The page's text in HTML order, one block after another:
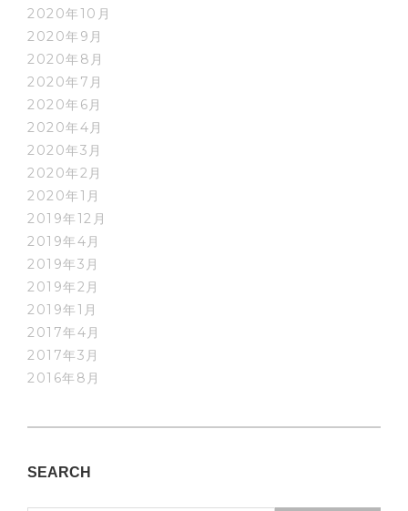
2020年10月
2020年9月
2020年8月
2020年7月
2020年6月
2020年4月
2020年3月
2020年2月
2020年1月
2019年12月
2019年4月
2019年3月
2019年2月
2019年1月
2017年4月
2017年3月
2016年8月
SEARCH